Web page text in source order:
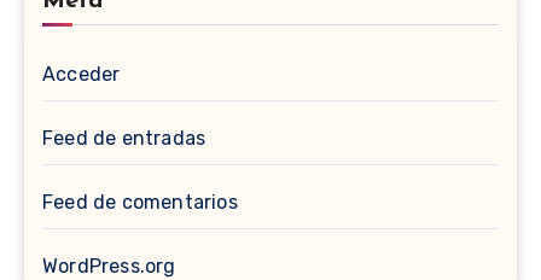
Acceder
Feed de entradas
Feed de comentarios
WordPress.org